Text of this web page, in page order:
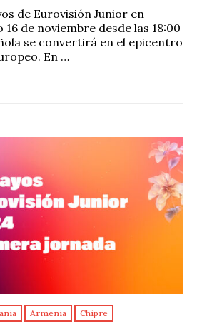
de Eurovisión Junior en
de noviembre desde las 18:00
se convertirá en el epicentro
En …
Armenia Chipre